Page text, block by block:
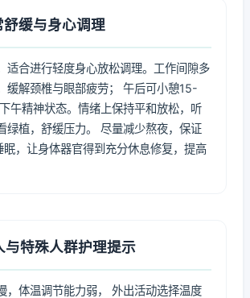
舒缓与身心调理
适合进行轻度身心放松调理。工作间隙多
缓解颈椎与眼部疲劳； 午后可小憩15-
午精神状态。情绪上保持平和放松，听
绿植，舒缓压力。 尽量减少熬夜，保证
，让身体器官得到充分休息修复，提高
与特殊人群护理提示
，体温调节能力弱， 外出活动选择温度